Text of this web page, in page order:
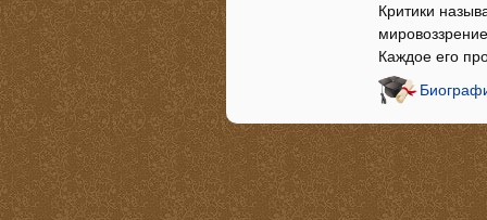
Критики
Каждое его